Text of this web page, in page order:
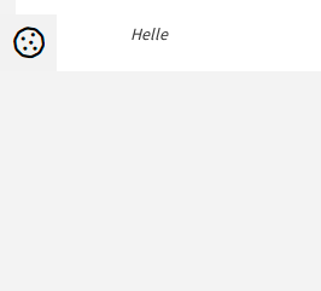
Helle